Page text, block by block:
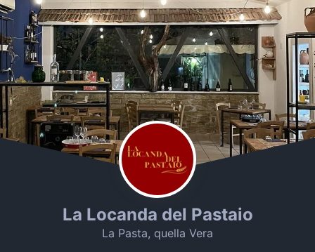
La Locanda del Pastaio
La Pasta, quella Vera